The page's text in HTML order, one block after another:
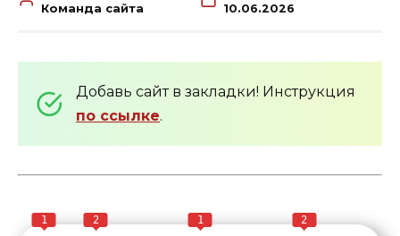
Команда сайта 10.06.2026
Добавь сайт в закладки! Инструкция
по ссылке.
1 2 1 2